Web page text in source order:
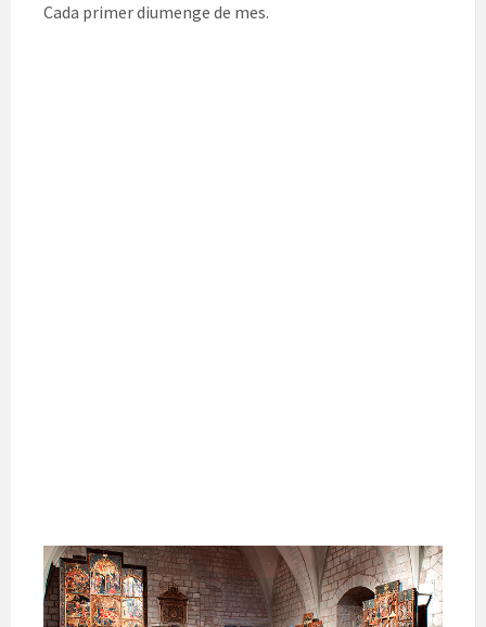
Cada primer diumenge de mes.